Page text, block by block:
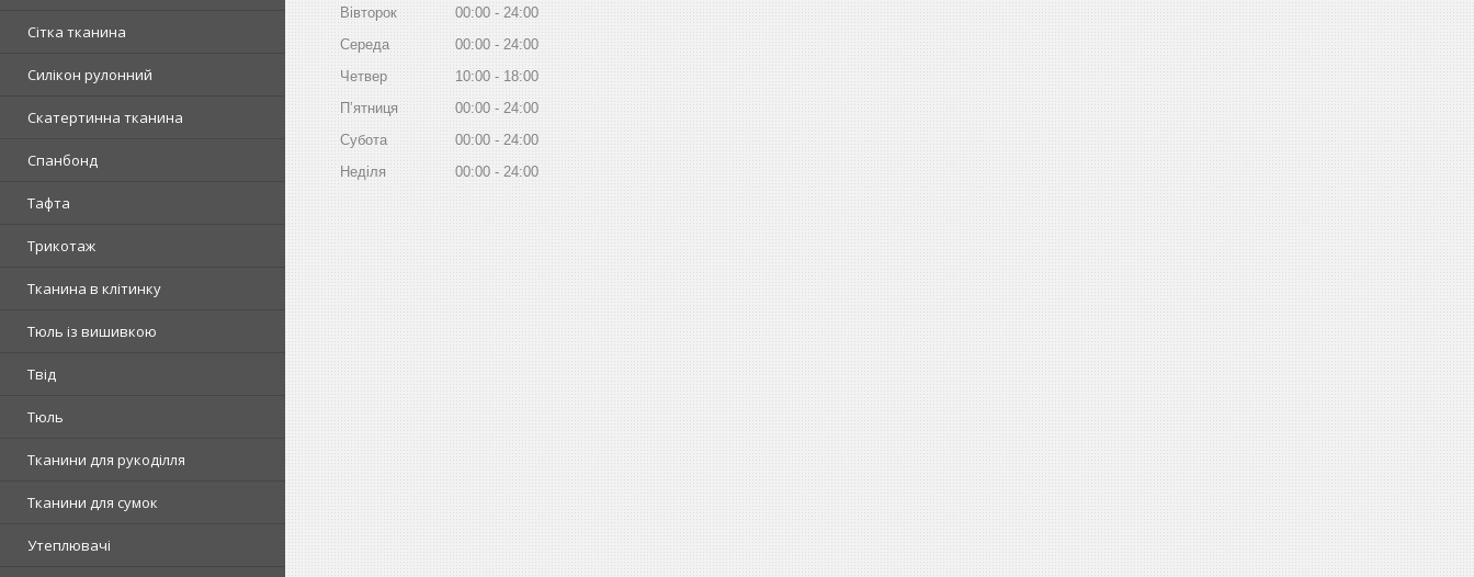
Сітка тканина
Силікон рулонний
Скатертинна тканина
Спанбонд
Тафта
Трикотаж
Тканина в клітинку
Тюль із вишивкою
Твід
Тюль
Тканини для рукоділля
Тканини для сумок
Утеплювачі
Вівторок
00:00
24:00
Середа
00:00
24:00
Четвер
10:00
18:00
Пʼятниця
00:00
24:00
Субота
00:00
24:00
Неділя
00:00 24:00